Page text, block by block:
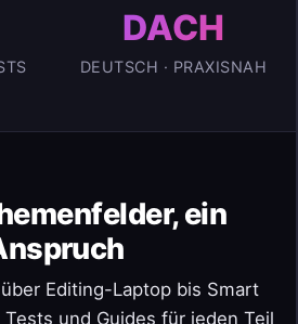
DACH
DEUTSCH · PRAXISNAH
ein
Editing-Laptop bis Smart
und Guides für jeden Teil